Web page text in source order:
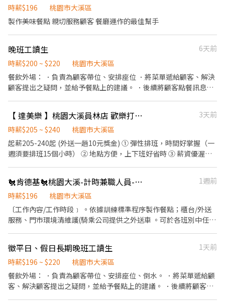
時薪$196
桃園市大溪區
製作美味餐點 親切服務顧客 餐廳運作的最佳幫手
晚班工讀生
6天前
時薪$200 ~ $220
桃園市大溪區
餐飲外場： ．負責為顧客帶位、安排座位 ．將菜單遞給顧客、解決
顧客提出之疑問，並給予餐點上的建議。 ．後續將顧客點餐訊息通
與烹飪中之準備工作與其他餐廳相關事務。 ．負責洗、剝、削、切
各種食材。 ．負責清理工作環境、設備和餐具。 ．準備不同餐點所
需要的食材。 ．協助測量食材的容量與重量。 ．負責擺盤、打包外
帶服務。
【 達美樂 】桃園大溪員林店 歡樂打工 Let's Go
3天前
時薪$205 ~ $240
桃園市大溪區
起薪205-240起 (外送一趟10元獎金) ① 彈性排班，時間好掌握（一
週須要排班15個小時） ② 地點方便，上下班好省時 ③ 薪資優渥，
排單 6.開點，打烊清潔.....等 7.相關店務工作執行 8.晉升主任時薪
212元起(報表.盤點.獨立值班) ▲入職條件: ▲需要持有駕照，配合度
好，積極，長期佳，肯學肯做▲ ◎非常歡迎二度就業，具有居留證/
工作證的外籍生◎
🐔肯德基🐔桃園大溪-計時兼職人員-★彈性周排班★-"$196-另享外送獎金
1週前
時薪$196
桃園市大溪區
〔工作內容/工作時段﹞ 。依據訓練標準程序製作餐點；櫃台/外送
服務、門市環境清維護(騎乘公司提供之外送車 。可於各班別中任選
次越多賺越多~~ ◆ 值班津貼：每小時20元(晉升組長後 ◆ 早、晚班
津貼：23:00-07:00（每小時享有50-80元津貼 ◆ 健檢：任職滿一年
起，公司提供年度健檢照顧你的健康 ◆ 保險：除勞、健、勞退外，
公司更為你投保團保維護你的安全 ◆ 員工用餐折扣：兼職夥伴當日
徵平日、假日長期晚班工讀生
1天前
時薪$196 ~ $220
桃園市大溪區
餐飲外場： ．負責為顧客帶位、安排座位、倒水。 ．將菜單遞給顧
客、解決顧客提出之疑問，並給予餐點上的建議。 ．後續將顧客點